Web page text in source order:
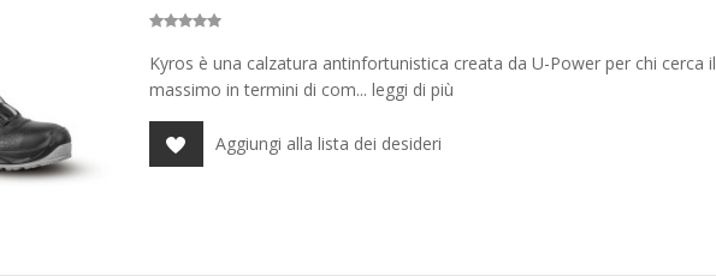
Kyros è una calzatura antinfortunistica creata da U-Power per chi cerca il
massimo in termini di com... leggi di più
Aggiungi alla lista dei desideri